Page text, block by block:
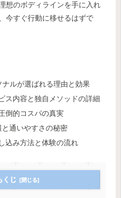
想のボディラインを手に入れ
今すぐ行動に移せるはずで
ルが選ばれる理由と効果
ス内容と独自メソッドの詳細
倒的コスパの真実
通いやすさの秘密
込み方法と体験の流れ
くじ